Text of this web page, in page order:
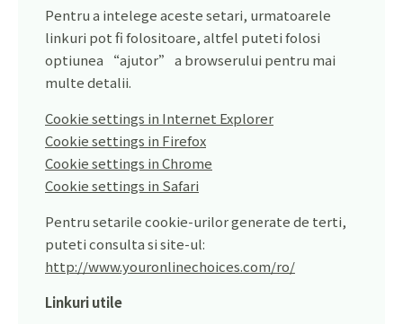
Pentru a intelege aceste setari, urmatoarele
linkuri pot fi folositoare, altfel puteti folosi
optiunea “ajutor” a browserului pentru mai
multe detalii.
Cookie settings in Internet Explorer
Cookie settings in Firefox
Cookie settings in Chrome
Cookie settings in Safari
Pentru setarile cookie-urilor generate de terti,
puteti consulta si site-ul:
http://www.youronlinechoices.com/ro/
Linkuri utile